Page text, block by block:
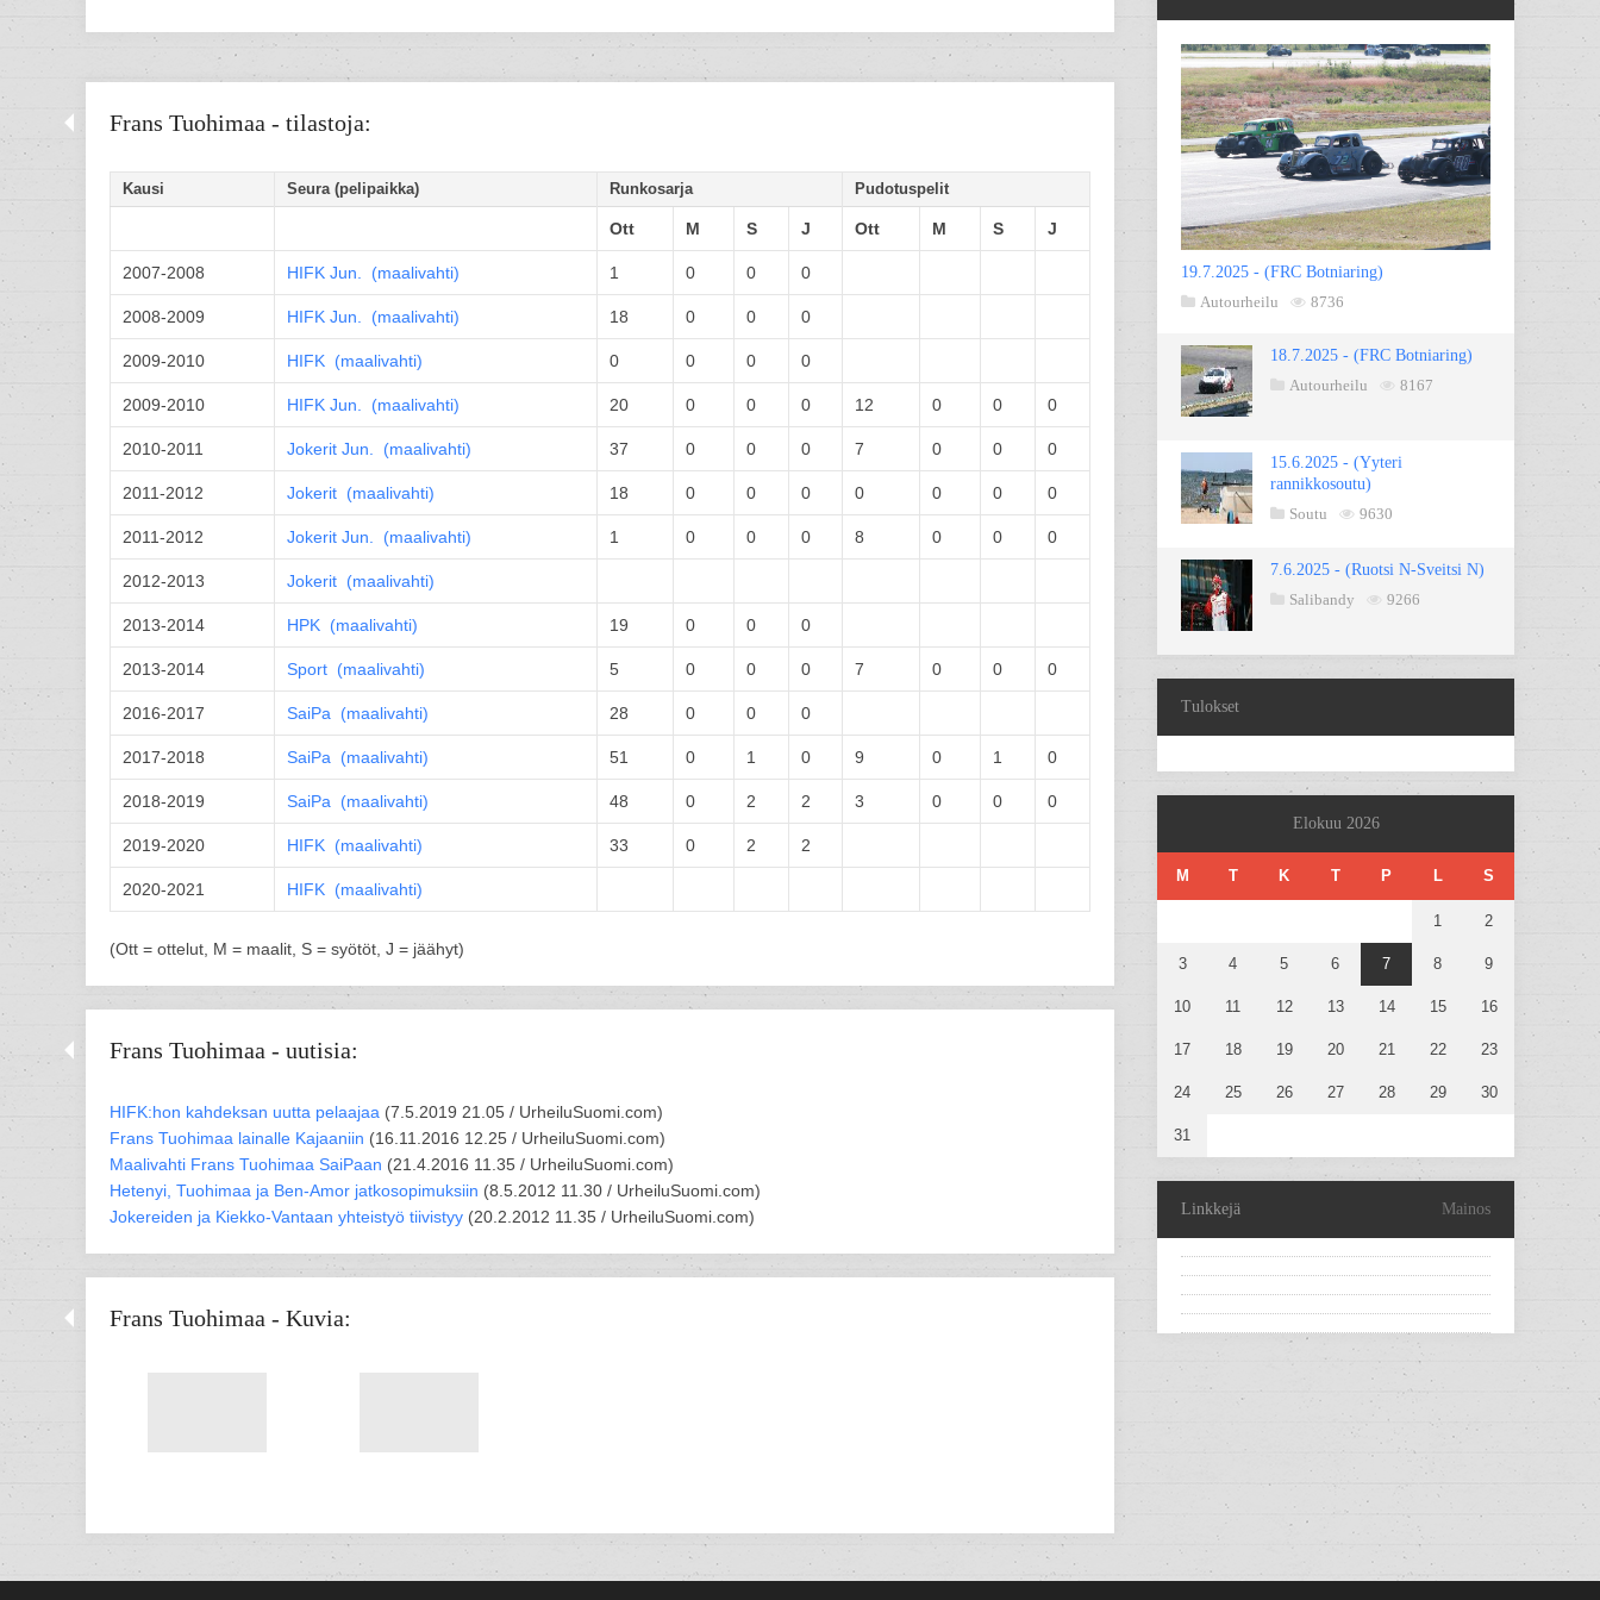
Frans Tuohimaa - tilastoja:
Kausi Seura (pelipaikka) Runkosarja Pudotuspelit
Ott M S J Ott M S J
2007-2008 HIFK Jun. (maalivahti) 1 0 0 0
2008-2009 HIFK Jun. (maalivahti) 18 0 0 0
2009-2010 HIFK (maalivahti) 0 0 0 0
2009-2010 HIFK Jun. (maalivahti) 20 0 0 0 12 0 0 0
2010-2011 Jokerit Jun. (maalivahti) 37 0 0 0 7 0 0 0
2011-2012 Jokerit (maalivahti) 18 0 0 0 0 0 0 0
2011-2012 Jokerit Jun. (maalivahti) 1 0 0 0 8 0 0 0
2012-2013 Jokerit (maalivahti)
2013-2014 HPK (maalivahti) 19 0 0 0
2013-2014 Sport (maalivahti) 5 0 0 0 7 0 0 0
2016-2017 SaiPa (maalivahti) 28 0 0 0
2017-2018 SaiPa (maalivahti) 51 0 1 0 9 0 1 0
2018-2019 SaiPa (maalivahti) 48 0 2 2 3 0 0 0
2019-2020 HIFK (maalivahti) 33 0 2 2
2020-2021 HIFK (maalivahti)
(Ott = ottelut, M = maalit, S = syötöt, J = jäähyt)
Frans Tuohimaa - uutisia:
HIFK:hon kahdeksan uutta pelaajaa (7.5.2019 21.05 / UrheiluSuomi.com)
Frans Tuohimaa lainalle Kajaaniin (16.11.2016 12.25 / UrheiluSuomi.com)
Maalivahti Frans Tuohimaa SaiPaan (21.4.2016 11.35 / UrheiluSuomi.com)
Hetenyi, Tuohimaa ja Ben-Amor jatkosopimuksiin (8.5.2012 11.30 / UrheiluSuomi.com)
Jokereiden ja Kiekko-Vantaan yhteistyö tiivistyy (20.2.2012 11.35 / UrheiluSuomi.com)
Frans Tuohimaa - Kuvia:
19.7.2025 - (FRC Botniaring)
Autourheilu
8736
18.7.2025 - (FRC Botniaring)
Autourheilu
8167
15.6.2025 - (Yyteri
rannikkosoutu)
Soutu
9630
7.6.2025 - (Ruotsi N-Sveitsi N)
Salibandy
9266
Tulokset
Elokuu 2026
M T K T P L S
1 2
3 4 5 6 7 8 9
10 11 12 13 14 15 16
17 18 19 20 21 22 23
24 25 26 27 28 29 30
31
Linkkejä Mainos